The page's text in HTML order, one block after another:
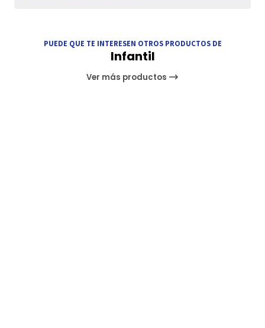
PUEDE QUE TE INTERESEN OTROS PRODUCTOS DE
Infantil
Ver más productos